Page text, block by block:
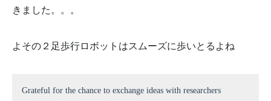
きました。。。
よその２足歩行ロボットはスムーズに歩いとるよね
Grateful for the chance to exchange ideas with researchers